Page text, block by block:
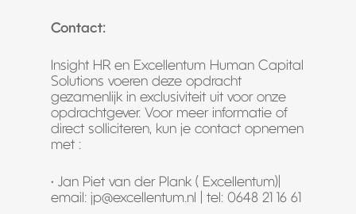
Contact:
Insight HR en Excellentum Human Capital
Solutions voeren deze opdracht
gezamenlijk in exclusiviteit uit voor onze
opdrachtgever. Voor meer informatie of
direct solliciteren, kun je contact opnemen
met :
• Jan Piet van der Plank ( Excellentum)|
email: jp@excellentum.nl | tel: 0648 21 16 61